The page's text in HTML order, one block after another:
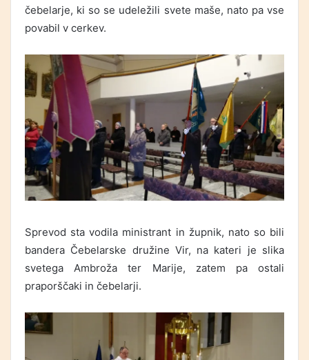
čebelarje, ki so se udeležili svete maše, nato pa vse
povabil v cerkev.
Sprevod sta vodila ministrant in župnik, nato so bili
bandera Čebelarske družine Vir, na kateri je slika
svetega Ambroža ter Marije, zatem pa ostali
praporščaki in čebelarji.